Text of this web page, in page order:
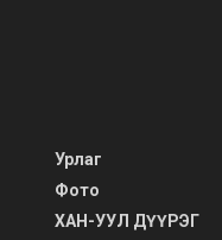
Урлаг
Фото
ХАН-УУЛ ДҮҮРЭГ